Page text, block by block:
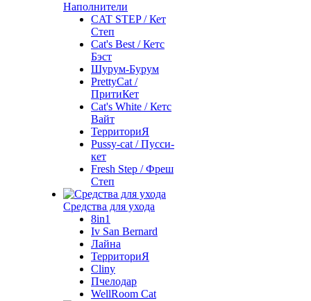
Наполнители
CAT STEP / Кет
Степ
Cat's Best / Кетс
Бэст
Шурум-Бурум
PrettyCat /
ПритиКет
Cat's White / Кетс
Вайт
ТерриториЯ
Pussy-cat / Пусси-
кет
Fresh Step / Фреш
Степ
Средства для ухода
8in1
Iv San Bernard
Лайна
ТерриториЯ
Cliny
Пчелодар
WellRoom Cat